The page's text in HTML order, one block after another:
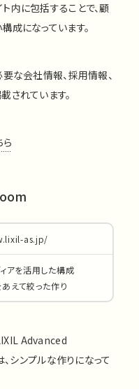
内に包括することで、顧
成になっています。
な会社情報、採用情報、
されています。
ら
as.jp/
ィアを活用した構成
あえて絞った作り
Advanced
シンプルな作りになって